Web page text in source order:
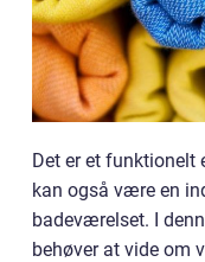
Det er et funktionelt
kan også være en
badeværelset. I
behøver at vide om